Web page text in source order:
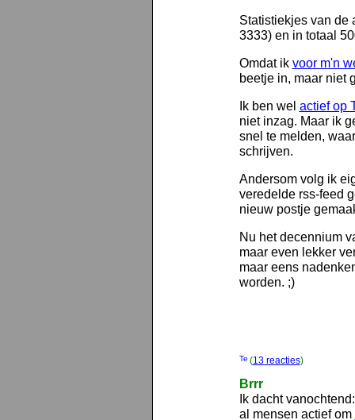
Statistiekjes van de
3333) en in totaal
Omdat ik voor m'n
beetje in, maar niet
Ik ben wel actief op
niet inzag. Maar ik
snel te melden,
schrijven.
Andersom volg ik
veredelde rss-feed
nieuw postje
Nu het decennium
maar even lekker
maar eens
worden. ;)
(13 reacties)
Brrr
Ik dacht
al mensen actief om